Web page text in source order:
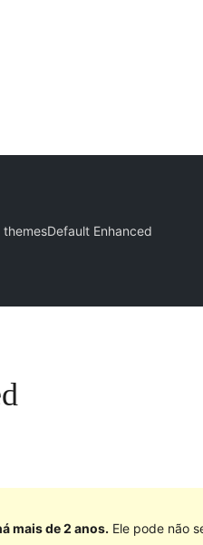
themesDefault Enhanced
mais de 2 anos. Ele pode não